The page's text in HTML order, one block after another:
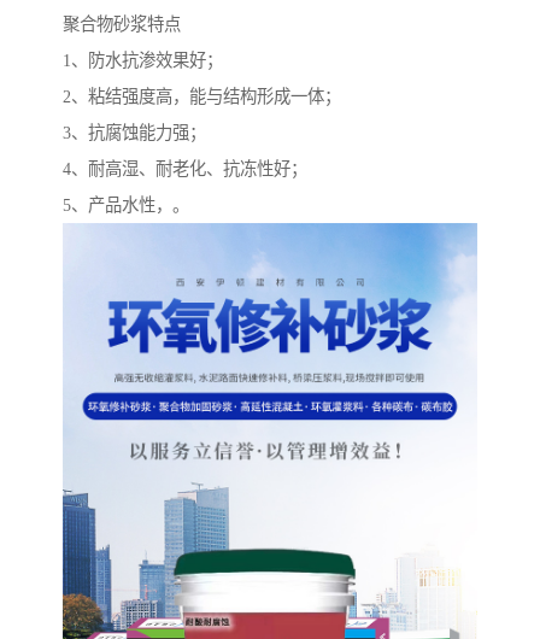
聚合物砂浆特点
1、防水抗渗效果好；
2、粘结强度高，能与结构形成一体；
3、抗腐蚀能力强；
4、耐高湿、耐老化、抗冻性好；
5、产品水性，。